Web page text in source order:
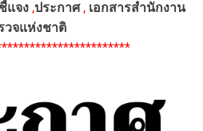
แจง ,ประกาศ, เอกสารสำนักงาน
วจแห่งชาติ